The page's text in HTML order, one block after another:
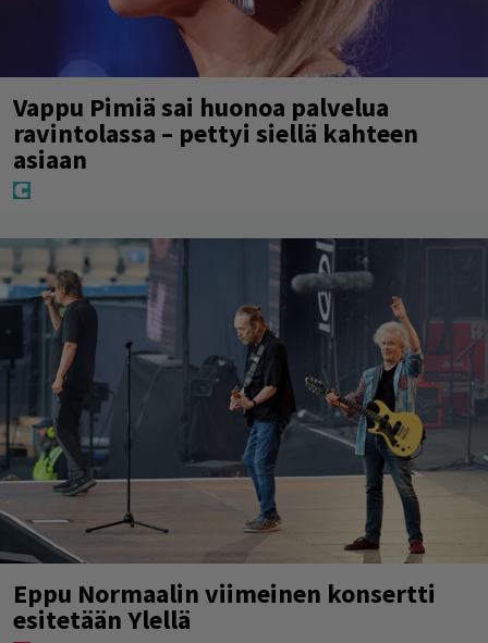
Vappu Pimiä sai huonoa palvelua
ravintolassa – pettyi siellä kahteen
asiaan
Eppu Normaalin viimeinen konsertti
esitetään Ylellä